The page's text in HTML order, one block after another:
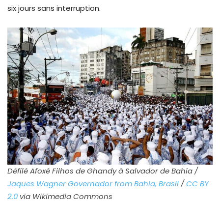
six jours sans interruption.
Défilé Afoxé Filhos de Ghandy à Salvador de Bahia /
Jaques Wagner Governador from Bahia, Brasil/CC BY
2.0 via Wikimedia Commons